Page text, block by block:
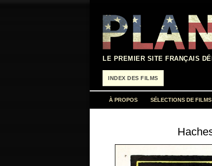
contenu
LE PREMIER SITE FRANÇAIS
INDEX DES FILMS
À PROPOS SÉLECTIONS DE FILMS